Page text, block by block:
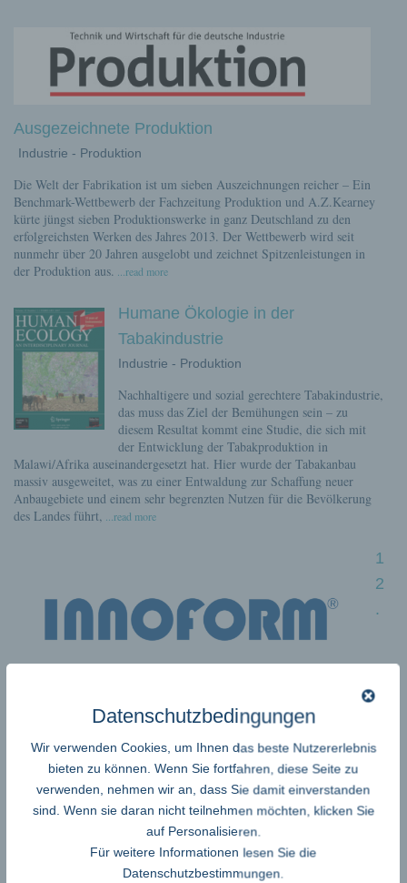
Ausgezeichnete Produktion
Industrie - Produktion
Die Welt der Fabrikation ist um sieben Auszeichnungen reicher – Ein
Benchmark-Wettbewerb der Fachzeitung Produktion und A.Z.Kearney
kürte jüngst sieben Produktionswerke in ganz Deutschland zu den
erfolgreichsten Werken des Jahres 2013. Der Wettbewerb wird seit
nunmehr über 20 Jahren ausgelobt und zeichnet Spitzenleistungen in
der Produktion aus.
...read more
Humane Ökologie in der
Tabakindustrie
Industrie - Produktion
Nachhaltigere und sozial gerechtere Tabakindustrie,
das muss das Ziel der Bemühungen sein – zu
diesem Resultat kommt eine Studie, die sich mit
der Entwicklung der Tabakproduktion in
Malawi/Afrika auseinandergesetzt hat. Hier wurde der Tabakanbau
massiv ausgeweitet, was zu einer Entwaldung zur Schaffung neuer
Anbaugebiete und einem sehr begrenzten Nutzen für die Bevölkerung
des Landes führt,
...read more
1
2
.
Branchentreff der Verpackungsindustrie
Das ist ein Themenschwerpunkt beim 12. Inno-Meeting am 11./12.
Februar 2014 in Osnabrück. Alles dreht sich um funktionelle,
intelligente Verpackungen und neue Ideen mit und für
Folienverpackungen. Marktanalysen, funktionelle und intelligente
Verpackungen, neue Ideen mit und für Folienverpackungen sind die
Hauptthemen beim 12. Branchentreff. Ausgehend von optimaler
Herstellung über den Vertrieb bis hin zu recyclefähigeren
Datenschutzbedingungen
Wir verwenden Cookies, um Ihnen das beste Nutzererlebnis
bieten zu können. Wenn Sie fortfahren, diese Seite zu
verwenden, nehmen wir an, dass Sie damit einverstanden
sind. Wenn sie daran nicht teilnehmen möchten, klicken Sie
auf Personalisieren.
Für weitere Informationen lesen Sie die
Datenschutzbestimmungen.